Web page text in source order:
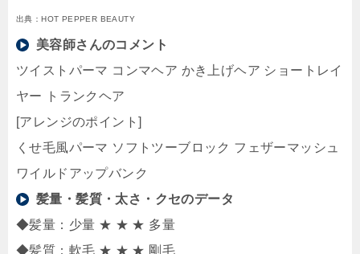
出典：HOT PEPPER BEAUTY
美容師さんのコメント
ツイストパーマ コンマヘア かき上げヘア ショートレイ
ヤー トランクヘア
[アレンジのポイント]
くせ毛風パーマ ソフトツーブロック フェザーマッシュ
ワイルドアップバンク
髪量・髪質・太さ・クセのデータ
◆髪量：少量 ★ ★ ★ 多量
◆髪質：軟毛 ★ ★ ★ 剛毛